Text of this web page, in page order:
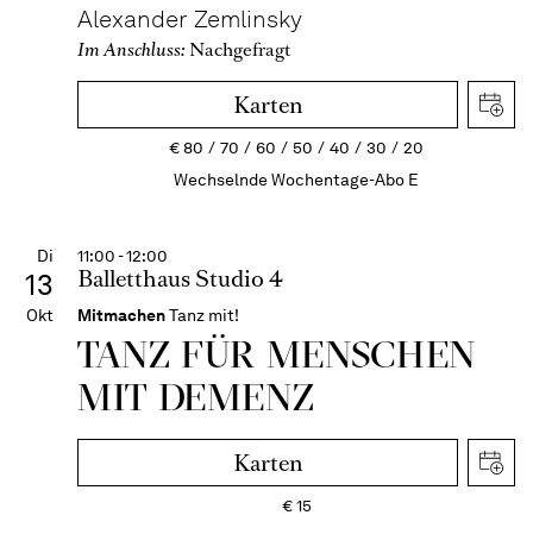
Alexander Zemlinsky
Im Anschluss:Nachgefragt
Karten
€80 70 60 50 40 30
20
Wechselnde Wochentage-Abo E
Di
13
Okt
11:00 - 12:00
Balletthaus Studio 4
MitmachenTanz mit!
TANZ FÜR MENSCHEN
MIT DEMENZ
Karten
€15